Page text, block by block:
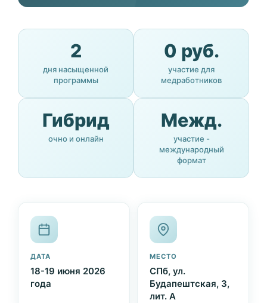
2
дня насыщенной
программы
0 руб.
участие для
медработников
Гибрид
очно и онлайн
Межд.
участие -
международный
формат
ДАТА
18-19 июня 2026
года
МЕСТО
СПб, ул.
Будапештская, 3,
лит. А